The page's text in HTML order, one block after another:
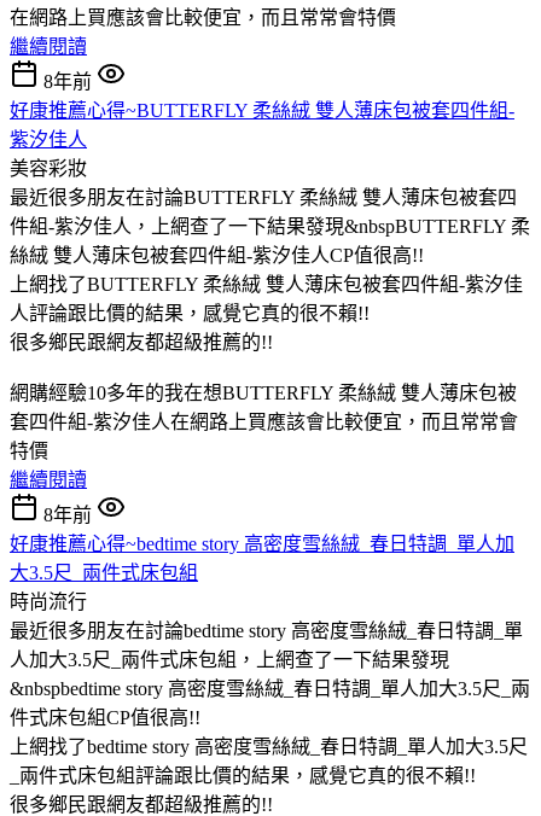
在網路上買應該會比較便宜，而且常常會特價
繼續閱讀
8年前
好康推薦心得~BUTTERFLY 柔絲絨 雙人薄床包被套四件組-
紫汐佳人
美容彩妝
最近很多朋友在討論BUTTERFLY 柔絲絨 雙人薄床包被套四
件組-紫汐佳人，上網查了一下結果發現&nbspBUTTERFLY 柔
絲絨 雙人薄床包被套四件組-紫汐佳人CP值很高!!
上網找了BUTTERFLY 柔絲絨 雙人薄床包被套四件組-紫汐佳
人評論跟比價的結果，感覺它真的很不賴!!
很多鄉民跟網友都超級推薦的!!
網購經驗10多年的我在想BUTTERFLY 柔絲絨 雙人薄床包被
套四件組-紫汐佳人在網路上買應該會比較便宜，而且常常會
特價
繼續閱讀
8年前
好康推薦心得~bedtime story 高密度雪絲絨_春日特調_單人加
大3.5尺_兩件式床包組
時尚流行
最近很多朋友在討論bedtime story 高密度雪絲絨_春日特調_單
人加大3.5尺_兩件式床包組，上網查了一下結果發現
&nbspbedtime story 高密度雪絲絨_春日特調_單人加大3.5尺_兩
件式床包組CP值很高!!
上網找了bedtime story 高密度雪絲絨_春日特調_單人加大3.5尺
_兩件式床包組評論跟比價的結果，感覺它真的很不賴!!
很多鄉民跟網友都超級推薦的!!